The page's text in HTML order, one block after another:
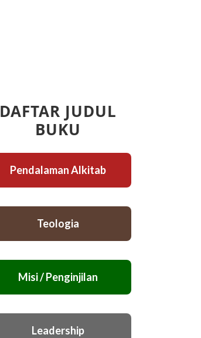
DAFTAR JUDUL
BUKU
Pendalaman Alkitab
Teologia
Misi / Penginjilan
Leadership